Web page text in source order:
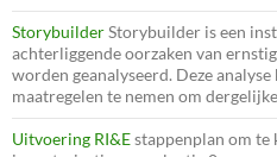
StorybuilderStorybuilder is een
achterliggende oorzaken van
worden geanalyseerd. Deze
maatregelen te nemen om
Uitvoering RI&Estappenplan om te